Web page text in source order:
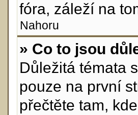
fóra, záleží na
Nahoru
» Co to jsou
Důležitá témata
pouze na první
přečtěte tam,